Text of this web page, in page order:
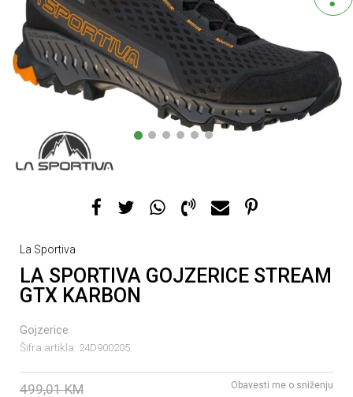
1 2 3 4 5 6
La Sportiva
LA SPORTIVA GOJZERICE STREAM
GTX KARBON
Gojzerice
Šifra artikla: 24D900205
499,01 KM Obavesti me o sniženju